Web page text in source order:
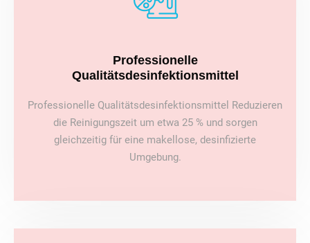
Professionelle
Qualitätsdesinfektionsmittel
Professionelle Qualitätsdesinfektionsmittel Reduzieren
die Reinigungszeit um etwa 25 % und sorgen
gleichzeitig für eine makellose, desinfizierte
Umgebung.